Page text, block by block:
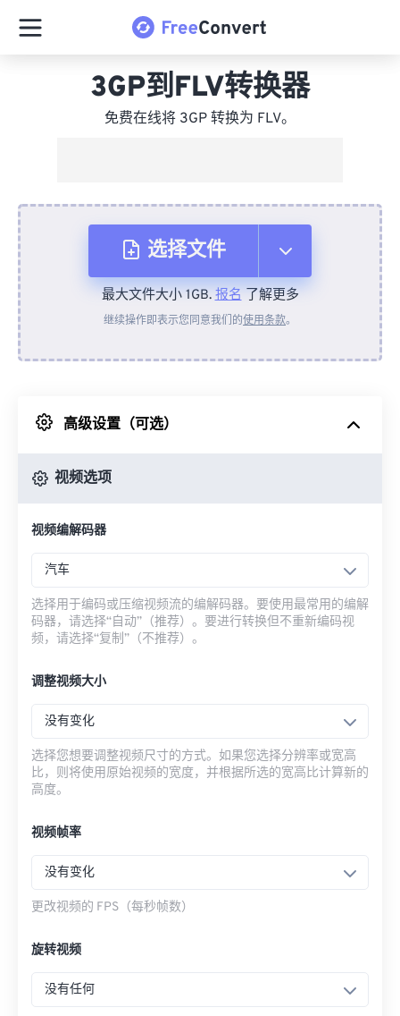
3GP到FLV转换器
免费在线将 3GP 转换为 FLV。
选择文件
从设备
来自 Google Drive
最大文件大小 1GB.报名了解更多
继续操作即表示您同意我们的使用条款。
高级设置（可选）
视频选项
视频编解码器
汽车
选择用于编码或压缩视频流的编解码器。要使用最常用的编解
码器，请选择“自动”（推荐）。要进行转换但不重新编码视
频，请选择“复制”（不推荐）。
调整视频大小
没有变化
选择您想要调整视频尺寸的方式。如果您选择分辨率或宽高
比，则将使用原始视频的宽度，并根据所选的宽高比计算新的
高度。
视频帧率
没有变化
更改视频的 FPS（每秒帧数）
旋转视频
没有任何